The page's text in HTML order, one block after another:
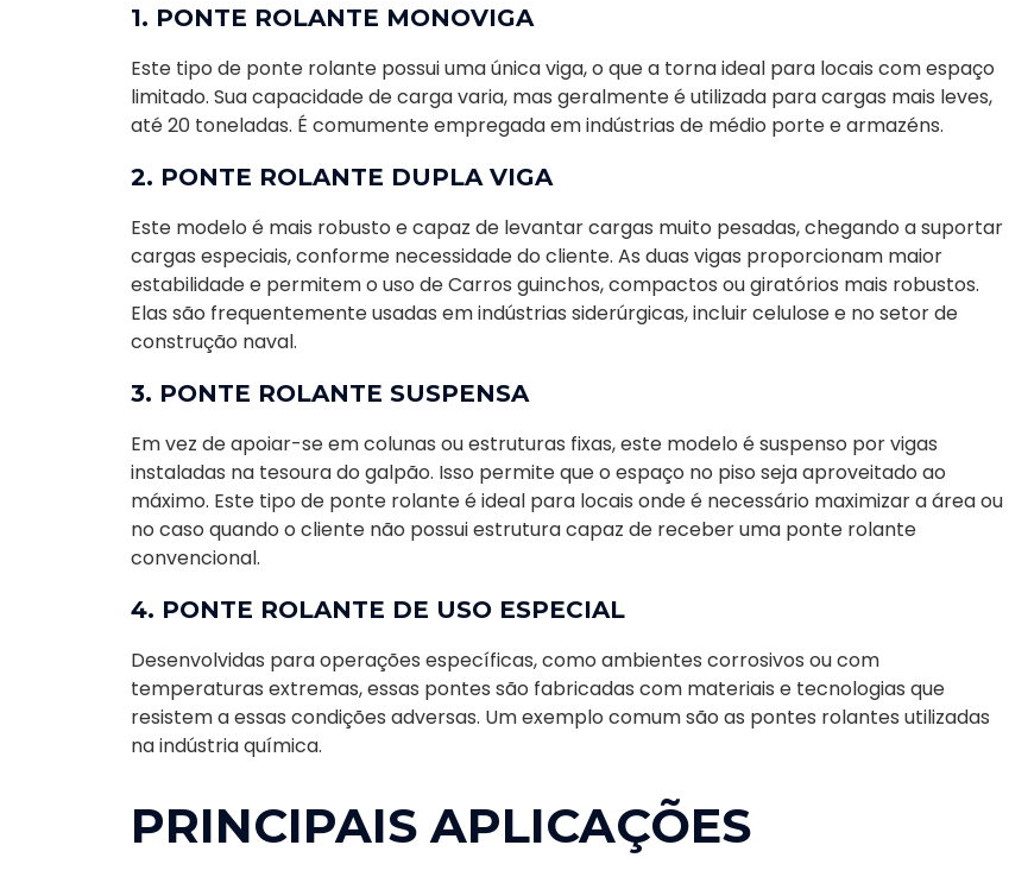
1. PONTE ROLANTE MONOVIGA
Este tipo de ponte rolante possui uma única viga, o que a torna ideal para locais com espaço
limitado. Sua capacidade de carga varia, mas geralmente é utilizada para cargas mais leves,
até 20 toneladas. É comumente empregada em indústrias de médio porte e armazéns.
2. PONTE ROLANTE DUPLA VIGA
Este modelo é mais robusto e capaz de levantar cargas muito pesadas, chegando a suportar
cargas especiais, conforme necessidade do cliente. As duas vigas proporcionam maior
estabilidade e permitem o uso de Carros guinchos, compactos ou giratórios mais robustos.
Elas são frequentemente usadas em indústrias siderúrgicas, incluir celulose e no setor de
construção naval.
3. PONTE ROLANTE SUSPENSA
Em vez de apoiar-se em colunas ou estruturas fixas, este modelo é suspenso por vigas
instaladas na tesoura do galpão. Isso permite que o espaço no piso seja aproveitado ao
máximo. Este tipo de ponte rolante é ideal para locais onde é necessário maximizar a área ou
no caso quando o cliente não possui estrutura capaz de receber uma ponte rolante
convencional.
4. PONTE ROLANTE DE USO ESPECIAL
Desenvolvidas para operações específicas, como ambientes corrosivos ou com
temperaturas extremas, essas pontes são fabricadas com materiais e tecnologias que
resistem a essas condições adversas. Um exemplo comum são as pontes rolantes utilizadas
na indústria química.
PRINCIPAIS APLICAÇÕES